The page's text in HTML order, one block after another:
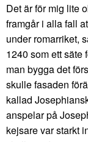
Det är för mig lite
framgår i alla fall
under romarriket,
1240 som ett säte
man bygga det
skulle fasaden
kallad
anspelar på
kejsare var starkt